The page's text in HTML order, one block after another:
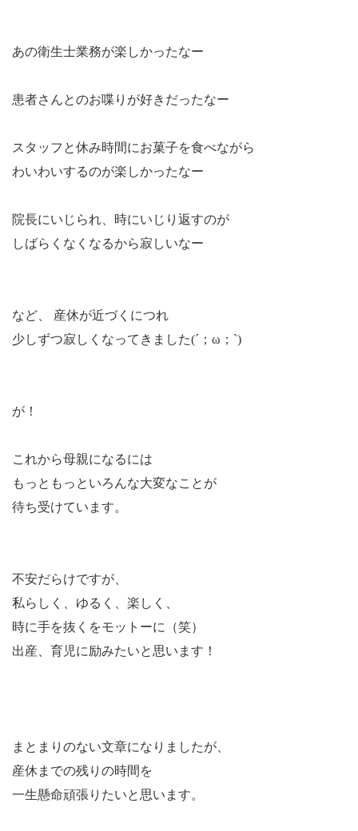
あの衛生士業務が楽しかったなー
患者さんとのお喋りが好きだったなー
スタッフと休み時間にお菓子を食べながら
わいわいするのが楽しかったなー
院長にいじられ、時にいじり返すのが
しばらくなくなるから寂しいなー
など、 産休が近づくにつれ
少しずつ寂しくなってきました(´；ω； `)
が！
これから母親になるには
もっともっといろんな大変なことが
待ち受けています。
不安だらけですが、
私らしく、ゆるく、楽しく、
時に手を抜くをモットーに（笑）
出産、育児に励みたいと思います！
まとまりのない文章になりましたが、
産休までの残りの時間を
一生懸命頑張りたいと思います。